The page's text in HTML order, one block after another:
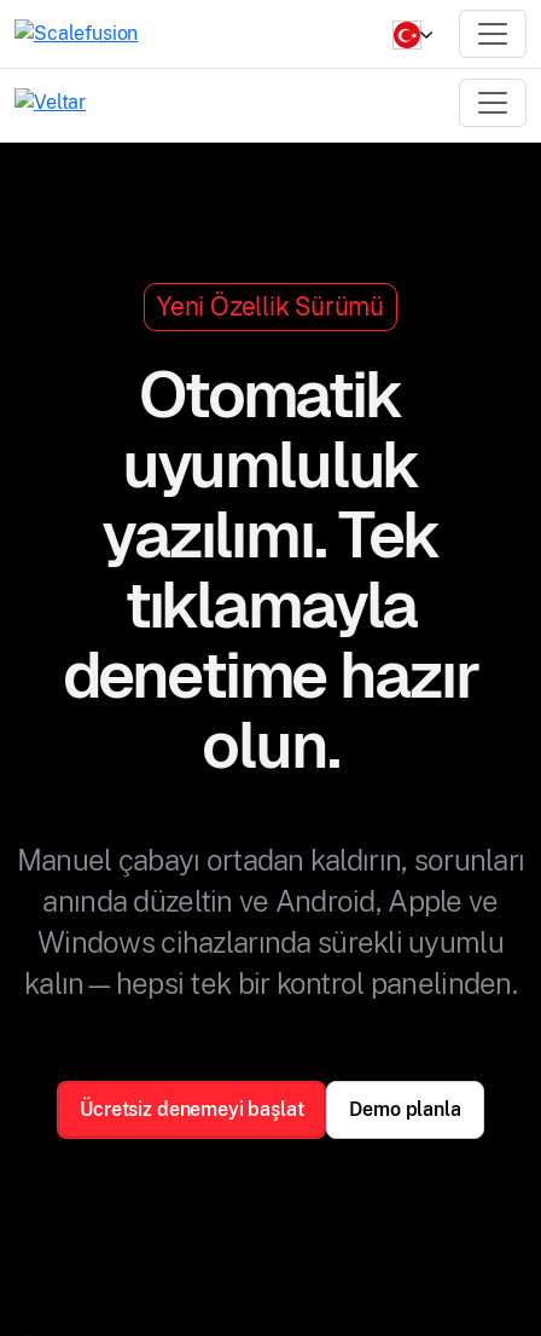
Yeni Özellik Sürümü
Otomatik
uyumluluk
yazılımı.Tek
tıklamayla
denetime hazır
olun.
Manuel çabayı ortadan kaldırın, sorunları
anında düzeltin ve Android, Apple ve
Windows cihazlarında sürekli uyumlu
kalın—hepsi tek bir kontrol panelinden.
Ücretsiz denemeyi başlat Demo planla